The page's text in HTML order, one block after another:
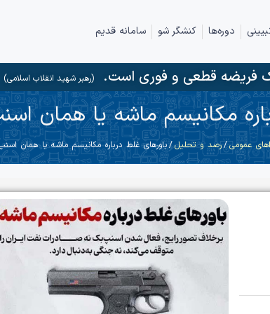
دوره‌ها کنشگر شو سامانه قدیم
فریضه قطعی و فوری است.(رهبر شهید انقلاب اسلامی)
مکانیسم‌ ماشه یا همان
عمومی/رصد و تحلیل/ باورهای غلط درباره مکانیسم‌ ماشه یا همان